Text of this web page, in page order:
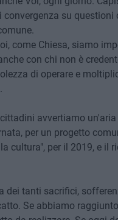
su
come Chiesa, siamo
con chi non è
di operare e
avvertiamo
per un progetto
cultura", per il 2019, e il
dei tanti sacrifici,
Se abbiamo